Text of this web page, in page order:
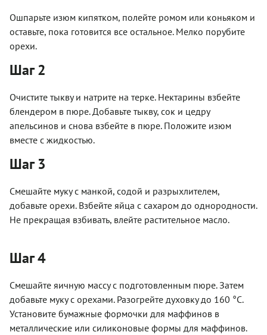
Ошпарьте изюм кипятком, полейте ромом или коньяком и
оставьте, пока готовится все остальное. Мелко порубите
орехи.
Шаг 2
Очистите тыкву и натрите на терке. Нектарины взбейте
блендером в пюре. Добавьте тыкву, сок и цедру
апельсинов и снова взбейте в пюре. Положите изюм
вместе с жидкостью.
Шаг 3
Смешайте муку с манкой, содой и разрыхлителем,
добавьте орехи. Взбейте яйца с сахаром до однородности.
Не прекращая взбивать, влейте растительное масло.
Шаг 4
Смешайте яичную массу с подготовленным пюре. Затем
добавьте муку с орехами. Разогрейте духовку до 160 °С.
Установите бумажные формочки для маффинов в
металлические или силиконовые формы для маффинов.